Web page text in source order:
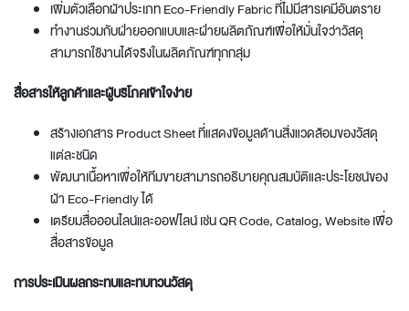
เพิ่มตัวเลือกผ้าประเภท Eco-Friendly Fabric ที่ไม่มีสารเคมีอันตราย
ทำงานร่วมกับฝ่ายออกแบบและฝ่ายผลิตภัณฑ์เพื่อให้มั่นใจว่าวัสดุ
สามารถใช้งานได้จริงในผลิตภัณฑ์ทุกกลุ่ม
สื่อสารให้ลูกค้าและผู้บริโภคเข้าใจง่าย
สร้างเอกสาร Product Sheet ที่แสดงข้อมูลด้านสิ่งแวดล้อมของวัสดุ
แต่ละชนิด
พัฒนาเนื้อหาเพื่อให้ทีมขายสามารถอธิบายคุณสมบัติและประโยชน์ของ
ผ้า Eco-Friendly ได้
เตรียมสื่อออนไลน์และออฟไลน์ เช่น QR Code, Catalog, Website เพื่อ
สื่อสารข้อมูล
การประเมินผลกระทบและทบทวนวัสดุ